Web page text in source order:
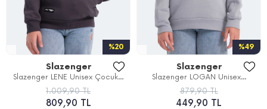
%20
Slazenger
Slazenger LENE Unisex Çocuk...
1.009,90 TL
809,90 TL
%49
Slazenger
Slazenger LOGAN Unisex...
879,90 TL
449,90 TL